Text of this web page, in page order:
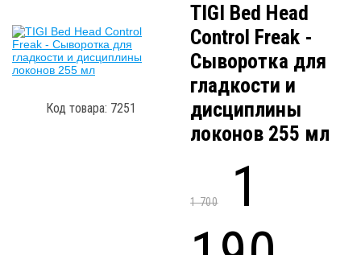
Код товара: 7251
TIGI Bed Head
Control Freak -
Сыворотка для
гладкости и
дисциплины
локонов 255 мл
1 7001